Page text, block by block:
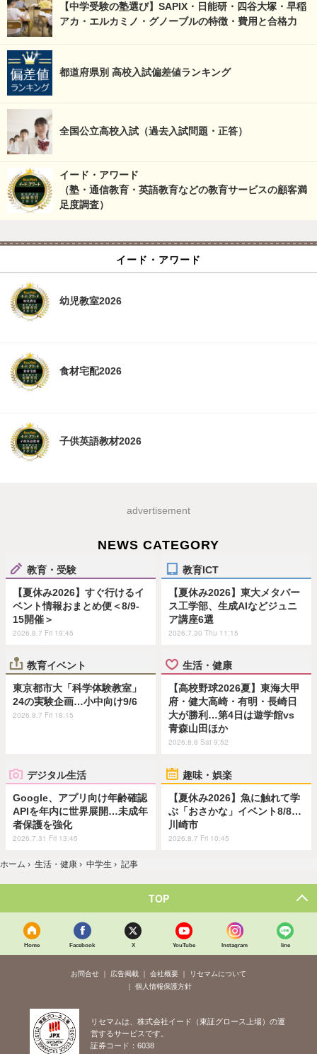
【中学受験の塾選び】SAPIX・日能研・四谷大塚・早稲
アカ・エルカミノ・グノーブルの特徴・費用と合格力
都道府県別 高校入試偏差値ランキング
全国公立高校入試（過去入試問題・正答）
イード・アワード
（塾・通信教育・英語教育などの教育サービスの顧客満
足度調査）
イード・アワード
幼児教室2026
食材宅配2026
子供英語教材2026
advertisement
NEWS CATEGORY
教育・受験
【夏休み2026】すぐ行けるイ
ベント情報おまとめ便＜8/9-
15開催＞
2026.8.7 Fri 19:45
教育ICT
【夏休み2026】東大メタバー
ス工学部、生成AIなどジュニ
ア講座6選
2026.7.30 Thu 11:15
教育イベント
東京都市大「科学体験教室」
24の実験企画…小中向け9/6
2026.8.7 Fri 18:15
生活・健康
【高校野球2026夏】東海大甲
府・健大高崎・有明・長崎日
大が勝利…第4日は遊学館vs
青森山田ほか
2026.8.8 Sat 9:52
デジタル生活
Google、アプリ向け年齢確認
APIを年内に世界展開…未成年
者保護を強化
2026.7.31 Fri 13:45
趣味・娯楽
【夏休み2026】魚に触れて学
ぶ「おさかな」イベント8/8…
川崎市
2026.8.7 Fri 10:45
ホーム › 生活・健康 › 中学生 › 記事
TOP
Home Facebook X YouTube Instagram line
お問合せ 広告掲載 会社概要
リセマムについて
個人情報保護方針
リセマムは、株式会社イード（東証グロース上場）の運
営するサービスです。
証券コード：6038